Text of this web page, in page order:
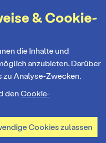
MENÜ
Abos
& Cookie-
die Inhalte und
anzubieten. Darüber
zu Analyse-Zwecken.
den Cookie-
Cookies zulassen